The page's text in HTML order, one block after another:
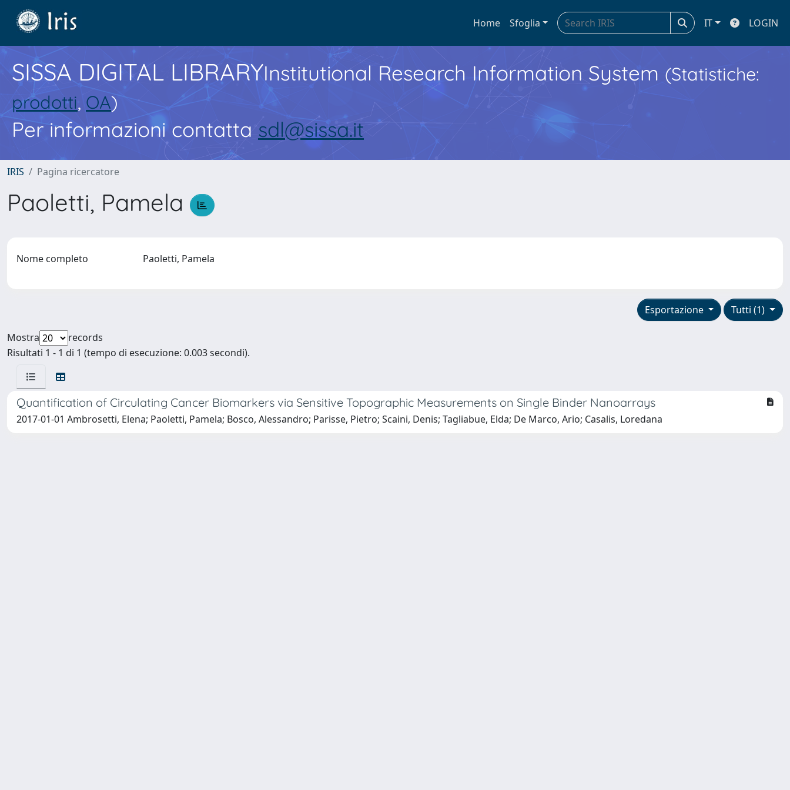
Home Sfoglia IT LOGIN
SISSA DIGITAL LIBRARYInstitutional Research Information System (Statistiche:
prodotti, OA)
Per informazioni contatta sdl@sissa.it
IRIS Pagina ricercatore
Paoletti, Pamela
Nome completo Paoletti, Pamela
Tutti (1)
Esportazione
Mostra
records
Risultati 1 - 1 di 1 (tempo di esecuzione: 0.003 secondi).
Quantification of Circulating Cancer Biomarkers via Sensitive Topographic Measurements on Single Binder Nanoarrays
2017-01-01 Ambrosetti, Elena; Paoletti, Pamela; Bosco, Alessandro; Parisse, Pietro; Scaini, Denis; Tagliabue, Elda; De Marco, Ario; Casalis, Loredana